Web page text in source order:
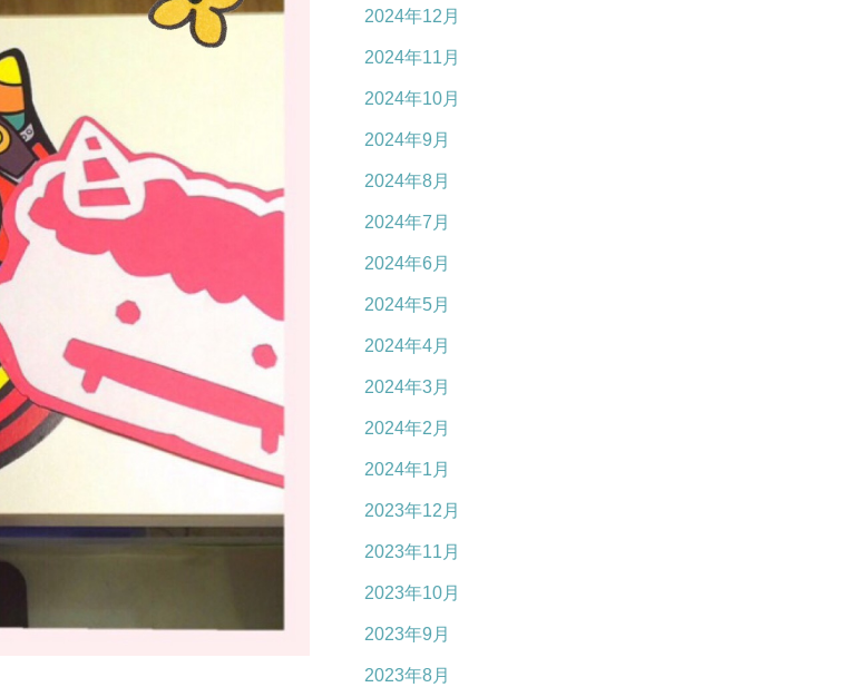
2024年12月
2024年11月
2024年10月
2024年9月
2024年8月
2024年7月
2024年6月
2024年5月
2024年4月
2024年3月
2024年2月
2024年1月
2023年12月
2023年11月
2023年10月
2023年9月
2023年8月